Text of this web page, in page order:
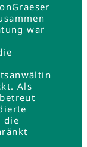
war
Als
die